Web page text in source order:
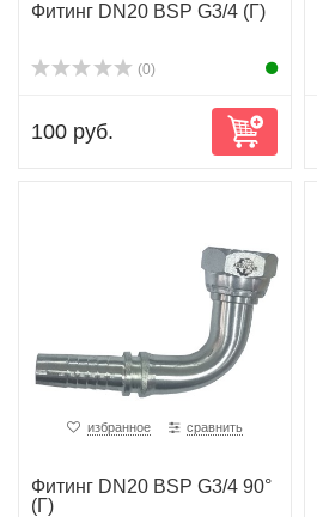
Фитинг DN20 BSP G3/4 (Г)
(0)
100 руб.
избранное сравнить
Фитинг DN20 BSP G3/4 90°
(Г)